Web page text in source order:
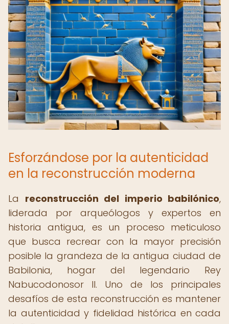
Esforzándose por la autenticidad
en la reconstrucción moderna
La reconstrucción del imperio babilónico,
liderada por arqueólogos y expertos en
historia antigua, es un proceso meticuloso
que busca recrear con la mayor precisión
posible la grandeza de la antigua ciudad de
Babilonia, hogar del legendario Rey
Nabucodonosor II. Uno de los principales
desafíos de esta reconstrucción es mantener
la autenticidad y fidelidad histórica en cada